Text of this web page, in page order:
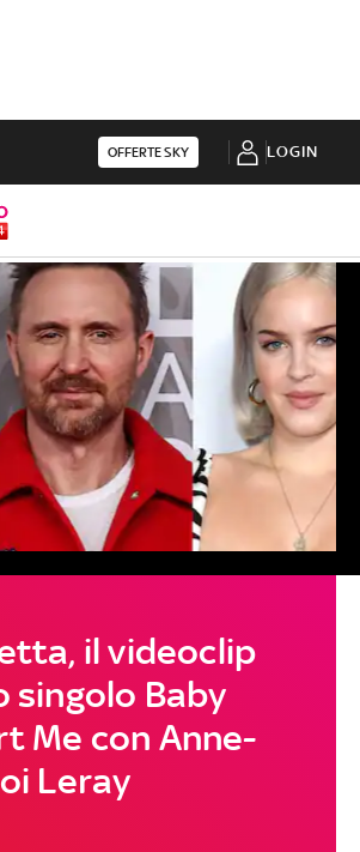
OFFERTE SKY LOGIN
il videoclip
singolo Baby
Me con Anne-
Leray